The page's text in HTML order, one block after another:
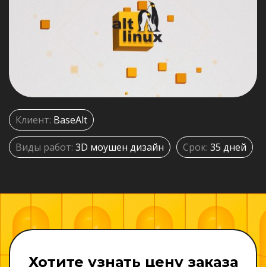
Клиент: BaseAlt
Виды работ: 3D моушен дизайн Срок: 35 дней
Хотите узнать цену заказа